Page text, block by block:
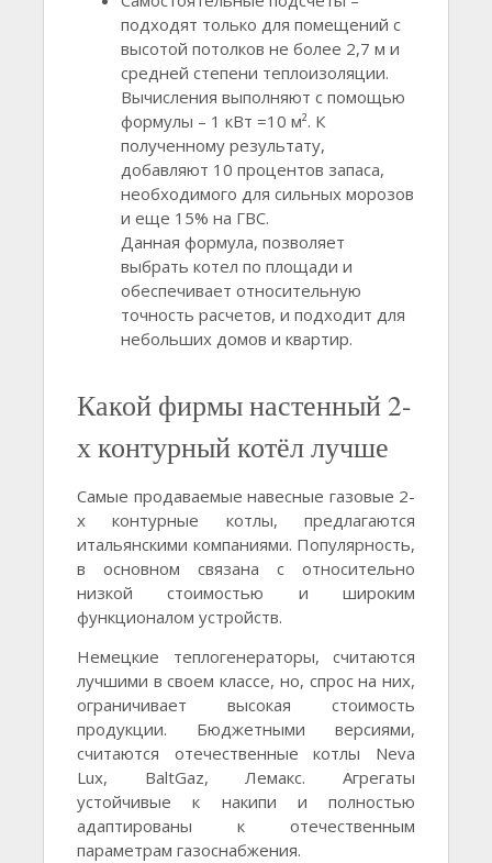
подходят только для помещений с
высотой потолков не более 2,7 м и
средней степени теплоизоляции.
Вычисления выполняют с помощью
формулы – 1 кВт =10 м². К
полученному результату,
добавляют 10 процентов запаса,
необходимого для сильных морозов
и еще 15% на ГВС.
Данная формула, позволяет
выбрать котел по площади и
обеспечивает относительную
точность расчетов, и подходит для
небольших домов и квартир.
Какой фирмы настенный 2-
х контурный котёл лучше
Самые продаваемые навесные газовые 2-
х контурные котлы, предлагаются
итальянскими компаниями. Популярность,
в основном связана с относительно
низкой стоимостью и широким
функционалом устройств.
Немецкие теплогенераторы, считаются
лучшими в своем классе, но, спрос на них,
ограничивает высокая стоимость
продукции. Бюджетными версиями,
считаются отечественные котлы Neva
Lux, BaltGaz, Лемакс. Агрегаты
устойчивые к накипи и полностью
адаптированы к отечественным
параметрам газоснабжения.